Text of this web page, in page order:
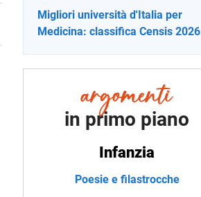
Migliori università d'Italia per
Medicina: classifica Censis 2026
in primo piano
Infanzia
Poesie e filastrocche